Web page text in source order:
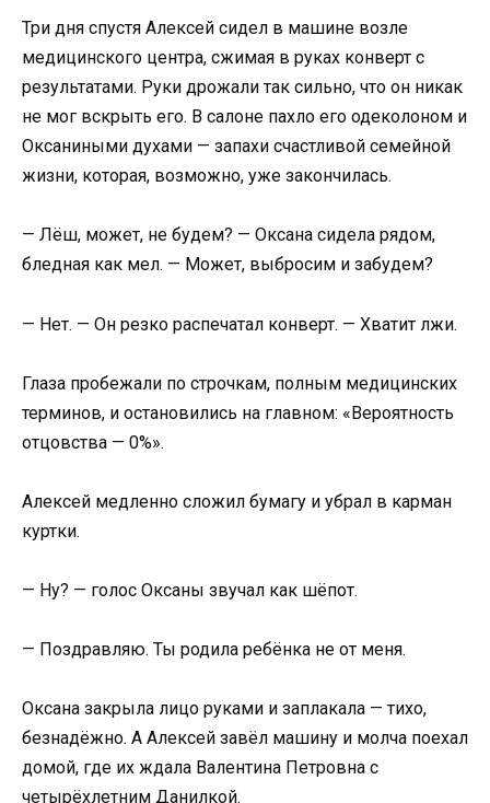
Три дня спустя Алексей сидел в машине возле
медицинского центра, сжимая в руках конверт с
результатами. Руки дрожали так сильно, что он никак
не мог вскрыть его. В салоне пахло его одеколоном и
Оксаниными духами — запахи счастливой семейной
жизни, которая, возможно, уже закончилась.
— Лёш, может, не будем? — Оксана сидела рядом,
бледная как мел. — Может, выбросим и забудем?
— Нет. — Он резко распечатал конверт. — Хватит лжи.
Глаза пробежали по строчкам, полным медицинских
терминов, и остановились на главном: «Вероятность
отцовства — 0%».
Алексей медленно сложил бумагу и убрал в карман
куртки.
— Ну? — голос Оксаны звучал как шёпот.
— Поздравляю. Ты родила ребёнка не от меня.
Оксана закрыла лицо руками и заплакала — тихо,
безнадёжно. А Алексей завёл машину и молча поехал
домой, где их ждала Валентина Петровна с
четырёхлетним Данилкой.